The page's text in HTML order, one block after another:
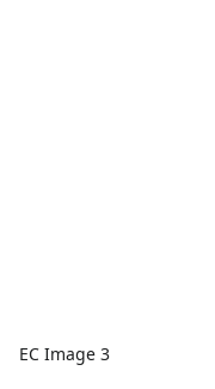
EC Image 3